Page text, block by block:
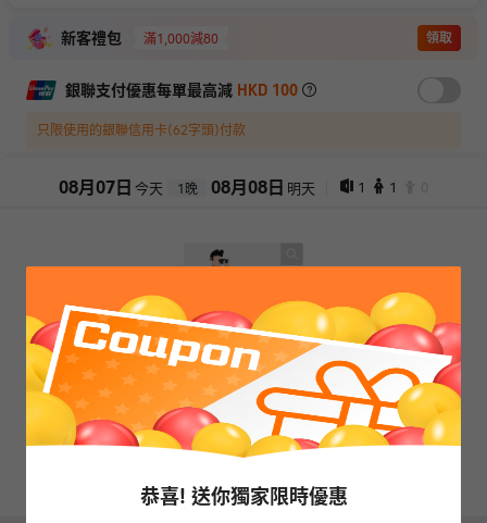
恭喜! 送你獨家限時優惠
新客禮包 滿1,000減80 領取
銀聯支付優惠每單最高減 HKD 100
只限使用的銀聯信用卡(62字頭)付款
08月 07 日 今天 1 晚 08月 08 日 明天 1 1
抱歉，閣下所選擇的產品已售罄